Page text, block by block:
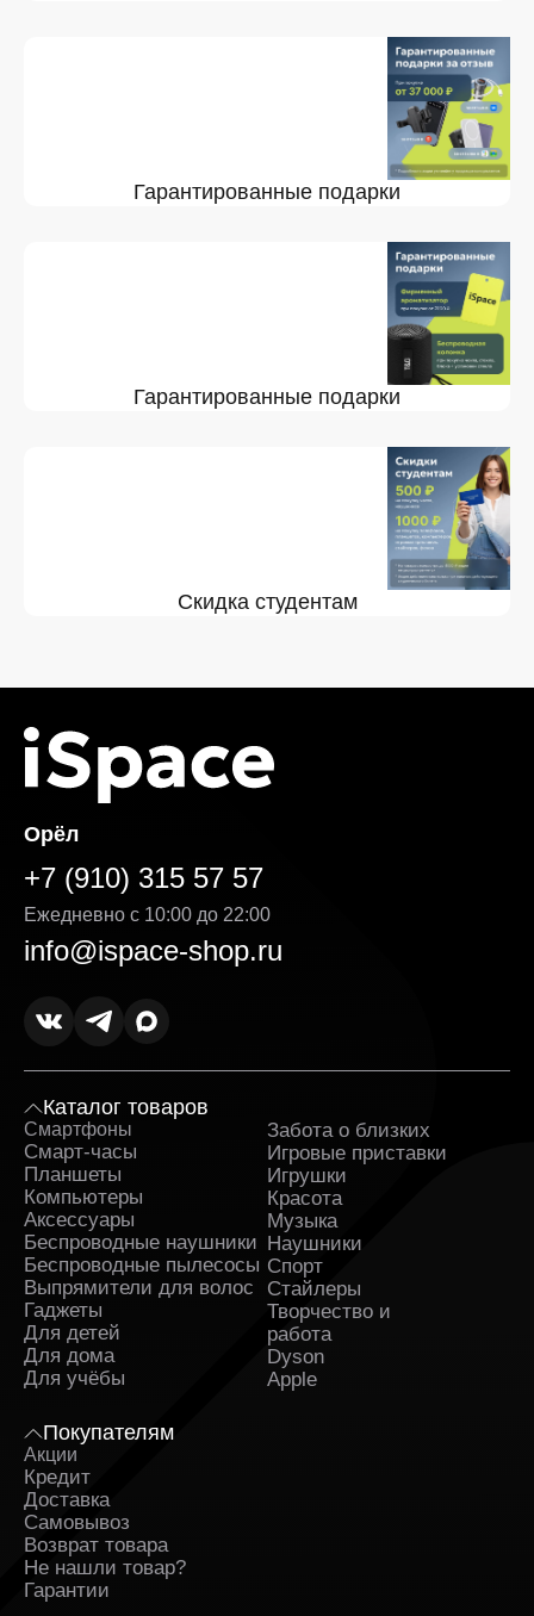
Гарантированные подарки
Гарантированные подарки
Скидка студентам
Орёл
+7 (910) 315 57 57
Ежедневно с 10:00 до 22:00
info@ispace-shop.ru
Каталог товаров
Смартфоны
Смарт-часы
Планшеты
Компьютеры
Аксессуары
Беспроводные наушники
Беспроводные пылесосы
Выпрямители для волос
Гаджеты
Для детей
Для дома
Для учёбы
Забота о близких
Игровые приставки
Игрушки
Красота
Музыка
Наушники
Спорт
Стайлеры
Творчество и
работа
Dyson
Apple
Покупателям
Акции
Кредит
Доставка
Самовывоз
Возврат товара
Не нашли товар?
Гарантии